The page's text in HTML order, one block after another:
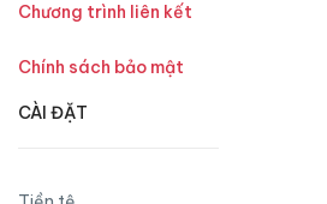
Chương trình liên kết
Chính sách bảo mật
CÀI ĐẶT